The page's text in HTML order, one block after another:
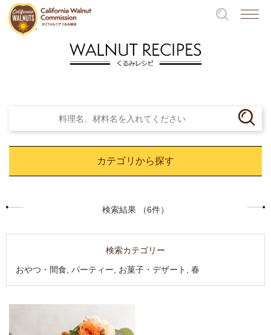
カテゴリから探す
検索結果 （6件）
検索カテゴリー
おやつ・間食, パーティー, お菓子・デザート, 春